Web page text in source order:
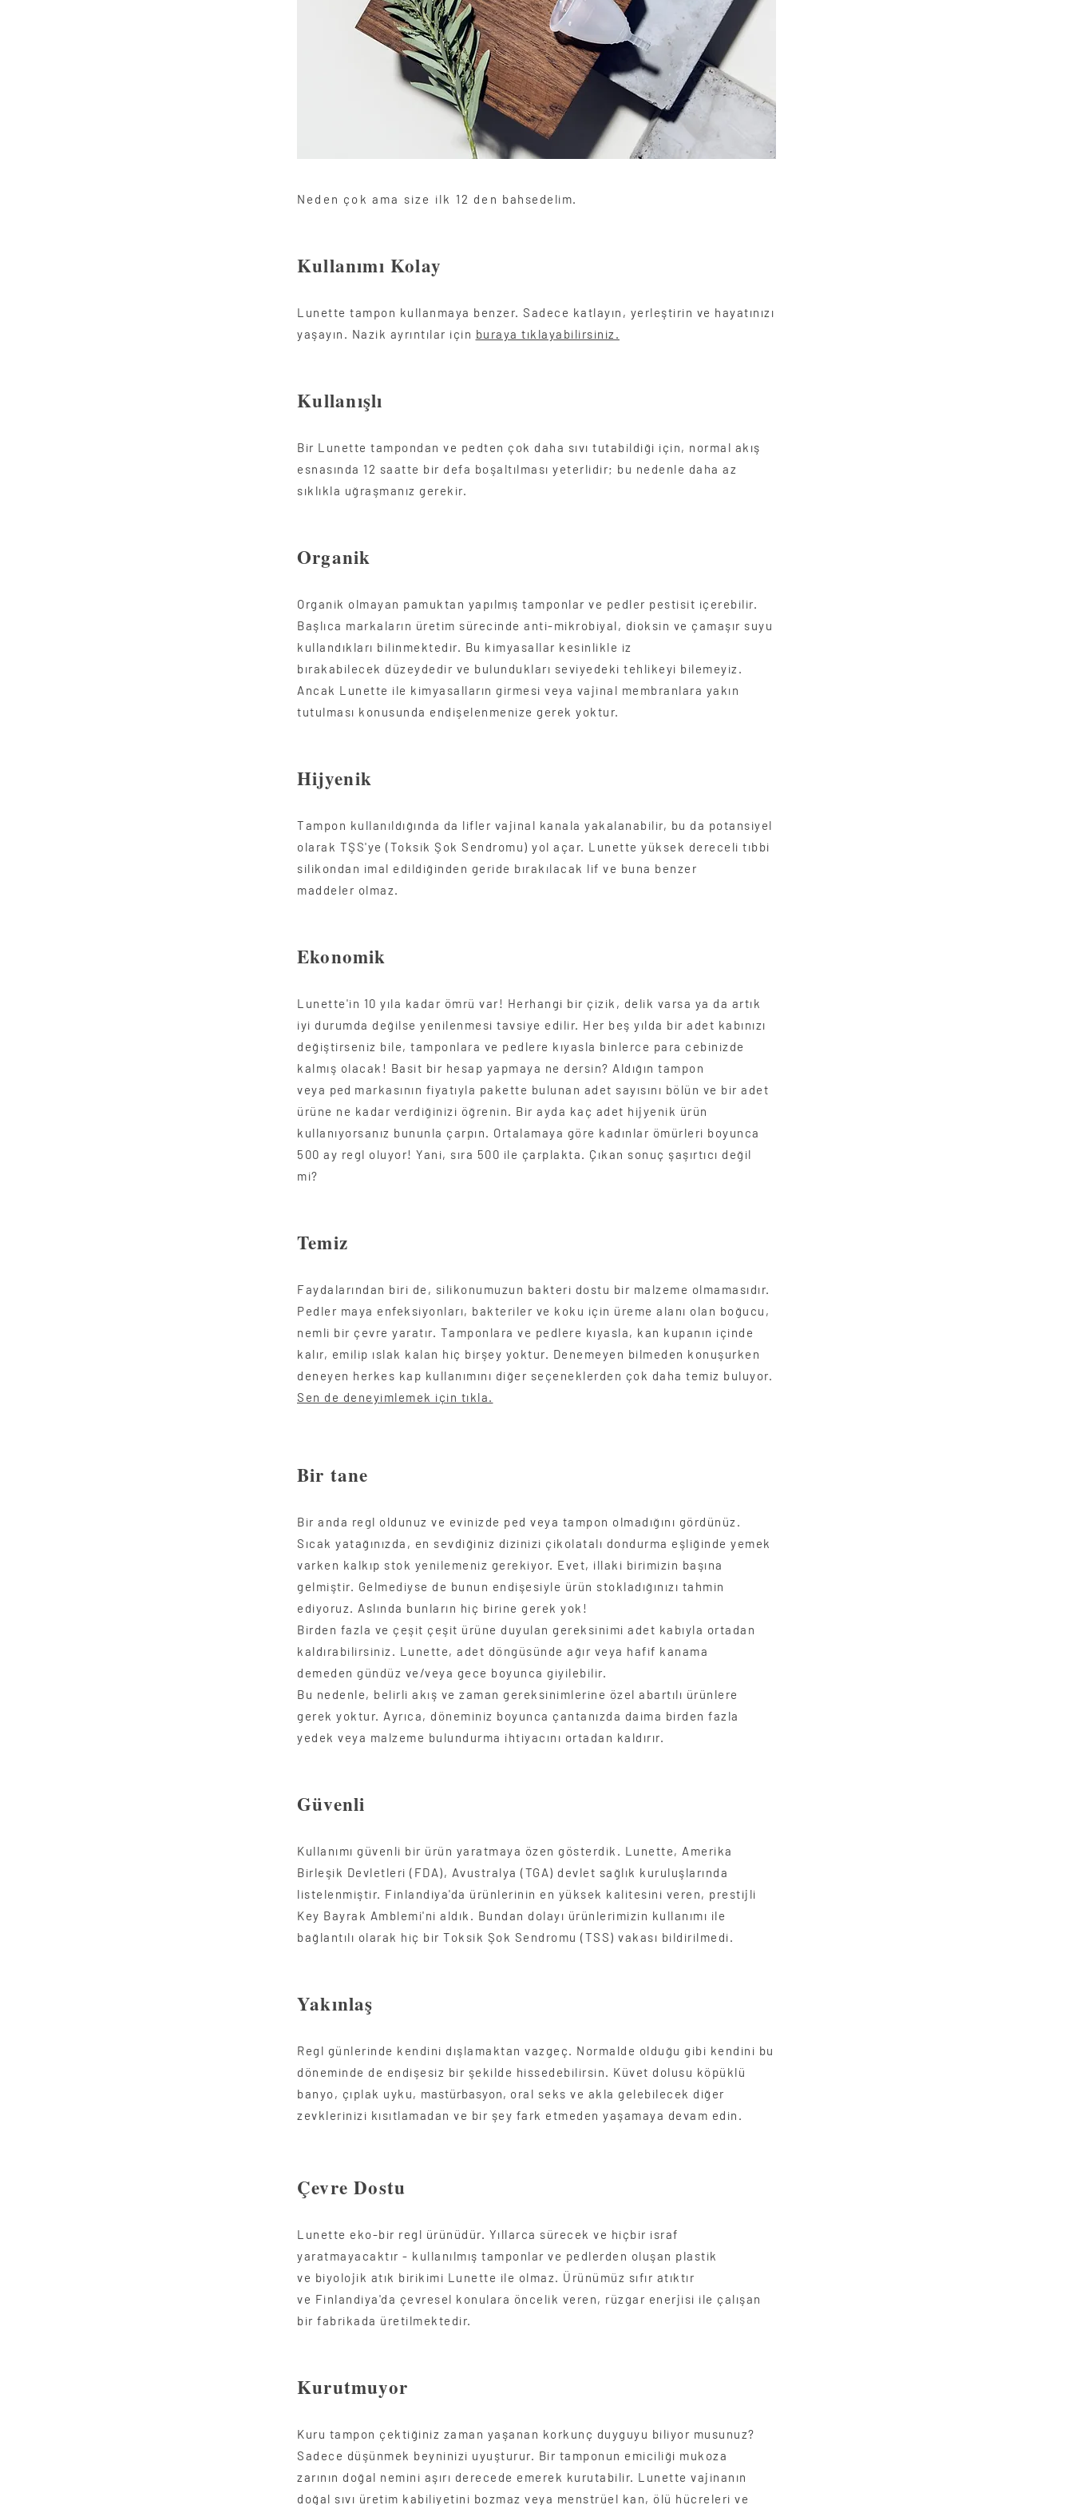
Neden çok ama size ilk 12 den bahsedelim.
Kullanımı Kolay
Lunette tampon kullanmaya benzer. Sadece katlayın, yerleştirin ve hayatınızı
yaşayın. Nazik ayrıntılar için buraya tıklayabilirsiniz.
Kullanışlı
Bir Lunette tampondan ve pedten çok daha sıvı tutabildiği için, normal akış
esnasında 12 saatte bir defa boşaltılması yeterlidir; bu nedenle daha az
sıklıkla uğraşmanız gerekir.
Organik
Organik olmayan pamuktan yapılmış tamponlar ve pedler pestisit içerebilir.
Başlıca markaların üretim sürecinde anti-mikrobiyal, dioksin ve çamaşır suyu
kullandıkları bilinmektedir. Bu kimyasallar kesinlikle iz
bırakabilecek düzeydedir ve bulundukları seviyedeki tehlikeyi bilemeyiz.
Ancak Lunette ile kimyasalların girmesi veya vajinal membranlara yakın
tutulması konusunda endişelenmenize gerek yoktur.
Hijyenik
Tampon kullanıldığında da lifler vajinal kanala yakalanabilir, bu da potansiyel
olarak TŞS'ye (Toksik Şok Sendromu) yol açar. Lunette yüksek dereceli tıbbi
silikondan imal edildiğinden geride bırakılacak lif ve buna benzer
maddeler olmaz.
Ekonomik
Lunette'in 10 yıla kadar ömrü var! Herhangi bir çizik, delik varsa ya da artık
iyi durumda değilse yenilenmesi tavsiye edilir. Her beş yılda bir adet kabınızı
değiştirseniz bile, tamponlara ve pedlere kıyasla binlerce para cebinizde
kalmış olacak! Basit bir hesap yapmaya ne dersin? Aldığın tampon
veya ped markasının fiyatıyla pakette bulunan adet sayısını bölün ve bir adet
ürüne ne kadar verdiğinizi öğrenin. Bir ayda kaç adet hijyenik ürün
kullanıyorsanız bununla çarpın. Ortalamaya göre kadınlar ömürleri boyunca
500 ay regl oluyor! Yani, sıra 500 ile çarplakta. Çıkan sonuç şaşırtıcı değil
mi?
Temiz
Faydalarından biri de, silikonumuzun bakteri dostu bir malzeme olmamasıdır.
Pedler maya enfeksiyonları, bakteriler ve koku için üreme alanı olan boğucu,
nemli bir çevre yaratır. Tamponlara ve pedlere kıyasla, kan kupanın içinde
kalır, emilip ıslak kalan hiç birşey yoktur. Denemeyen bilmeden konuşurken
deneyen herkes kap kullanımını diğer seçeneklerden çok daha temiz buluyor.
Sen de deneyimlemek için tıkla.
Bir tane
Bir anda regl oldunuz ve evinizde ped veya tampon olmadığını gördünüz.
Sıcak yatağınızda, en sevdiğiniz dizinizi çikolatalı dondurma eşliğinde yemek
varken kalkıp stok yenilemeniz gerekiyor. Evet, illaki birimizin başına
gelmiştir. Gelmediyse de bunun endişesiyle ürün stokladığınızı tahmin
ediyoruz. Aslında bunların hiç birine gerek yok!
Birden fazla ve çeşit çeşit ürüne duyulan gereksinimi adet kabıyla ortadan
kaldırabilirsiniz. Lunette, adet döngüsünde ağır veya hafif kanama
demeden gündüz ve/veya gece boyunca giyilebilir.
Bu nedenle, belirli akış ve zaman gereksinimlerine özel abartılı ürünlere
gerek yoktur. Ayrıca, döneminiz boyunca çantanızda daima birden fazla
yedek veya malzeme bulundurma ihtiyacını ortadan kaldırır.
Güvenli
Kullanımı güvenli bir ürün yaratmaya özen gösterdik. Lunette, Amerika
Birleşik Devletleri (FDA), Avustralya (TGA) devlet sağlık kuruluşlarında
listelenmiştir. Finlandiya'da ürünlerinin en yüksek kalitesini veren, prestijli
Key Bayrak Amblemi'ni aldık. Bundan dolayı ürünlerimizin kullanımı ile
bağlantılı olarak hiç bir Toksik Şok Sendromu (TSS) vakası bildirilmedi.
Yakınlaş
Regl günlerinde kendini dışlamaktan vazgeç. Normalde olduğu gibi kendini bu
döneminde de endişesiz bir şekilde hissedebilirsin. Küvet dolusu köpüklü
banyo, çıplak uyku, mastürbasyon, oral seks ve akla gelebilecek diğer
zevklerinizi kısıtlamadan ve bir şey fark etmeden yaşamaya devam edin.
Çevre Dostu
Lunette eko-bir regl ürünüdür. Yıllarca sürecek ve hiçbir israf
yaratmayacaktır - kullanılmış tamponlar ve pedlerden oluşan plastik
ve biyolojik atık birikimi Lunette ile olmaz. Ürünümüz sıfır atıktır
ve Finlandiya'da çevresel konulara öncelik veren, rüzgar enerjisi ile çalışan
bir fabrikada üretilmektedir.
Kurutmuyor
Kuru tampon çektiğiniz zaman yaşanan korkunç duyguyu biliyor musunuz?
Sadece düşünmek beyninizi uyuşturur. Bir tamponun emiciliği mukoza
zarının doğal nemini aşırı derecede emerek kurutabilir. Lunette vajinanın
doğal sıvı üretim kabiliyetini bozmaz veya menstrüel kan, ölü hücreleri ve